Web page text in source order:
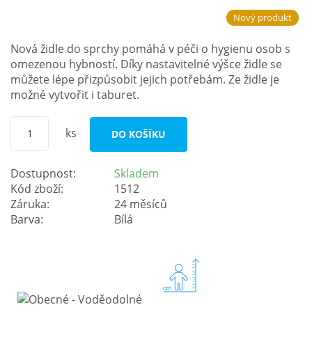
Kontakt
Nový produkt
Nová židle do sprchy pomáhá v péči o hygienu osob s
omezenou hybností. Díky nastavitelné výšce židle se
můžete lépe přizpůsobit jejich potřebám. Ze židle je
možné vytvořit i taburet.
ks DO KOŠÍKU
Dostupnost:
Skladem
Kód zboží:
1512
Záruka:
24 měsíců
Barva:
Bílá